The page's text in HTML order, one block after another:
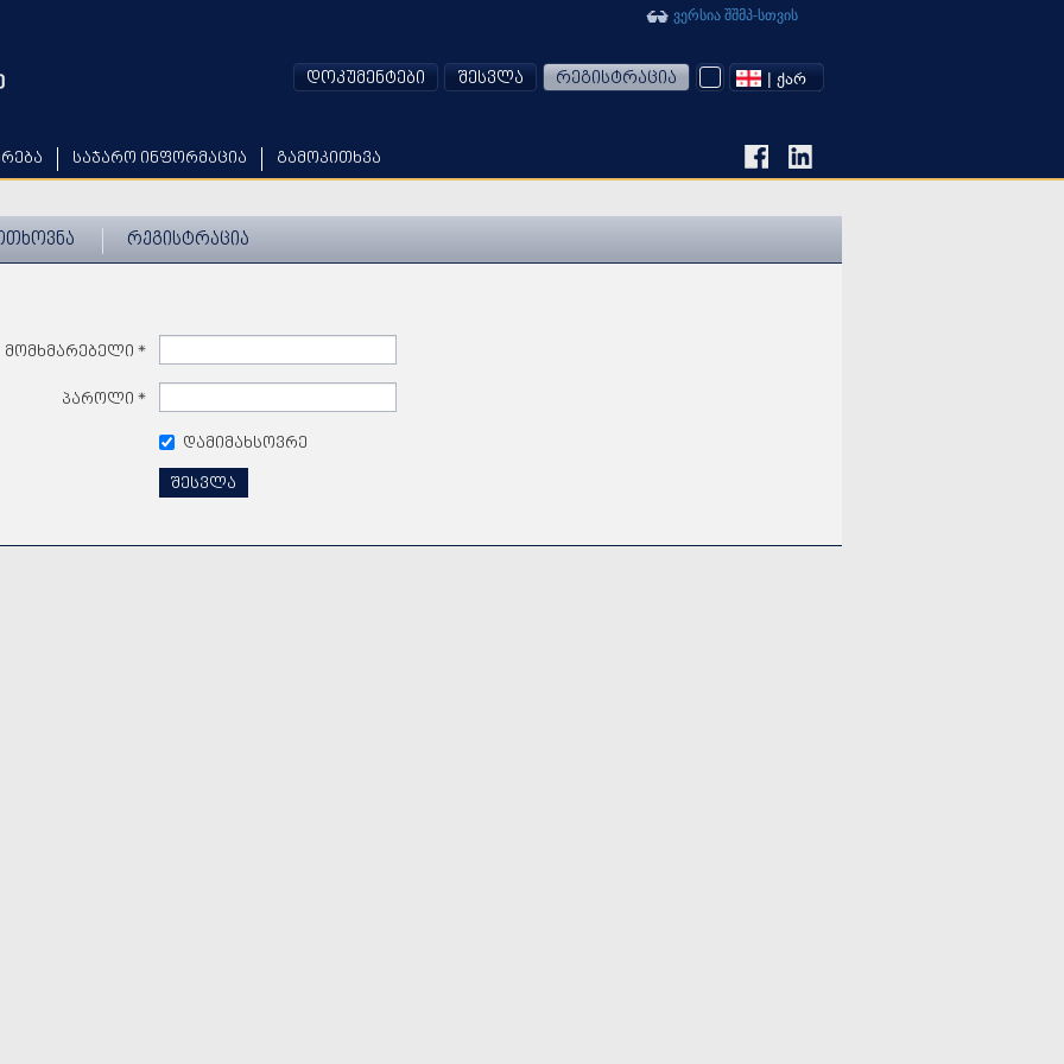
საჯარო ინფორმაცია გამოკითხვა
ვერსია შშმპ-სთვის
დოკუმენტები შესვლა რეგისტრაცია | ᲥᲐᲠ
რეგისტრაცია
მომხმარებელი *
პაროლი *
დამიმახსოვრე
შესვლა